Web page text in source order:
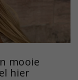
mooie
hier